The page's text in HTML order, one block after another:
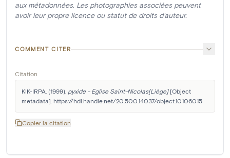
aux métadonnées. Les photographies associées peuvent
avoir leur propre licence ou statut de droits d'auteur.
COMMENT CITER
Citation
KIK-IRPA. (1999). pyxide - Eglise Saint-Nicolas[Liège] [Object
metadata]. https://hdl.handle.net/20.500.14037/object.10106015
Copier la citation